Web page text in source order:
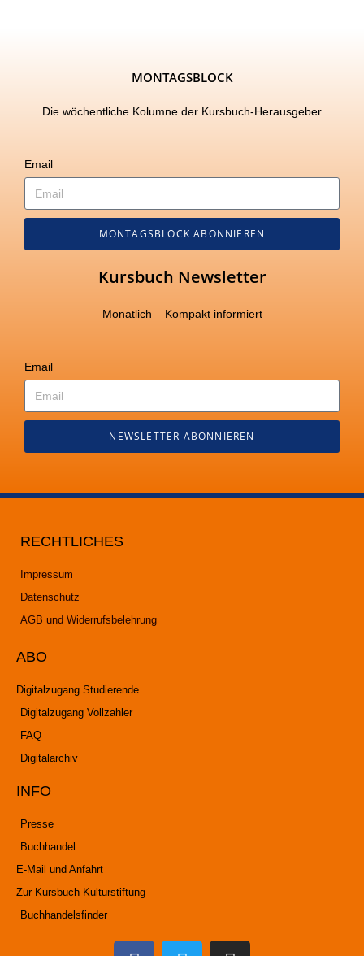
MONTAGSBLOCK
Die wöchentliche Kolumne der Kursbuch-Herausgeber
Email
MONTAGSBLOCK ABONNIEREN
Kursbuch Newsletter
Monatlich – Kompakt informiert
Email
NEWSLETTER ABONNIEREN
RECHTLICHES
Impressum
Datenschutz
AGB und Widerrufsbelehrung
ABO
Digitalzugang Studierende
Digitalzugang Vollzahler
FAQ
Digitalarchiv
INFO
Presse
Buchhandel
E-Mail und Anfahrt
Zur Kursbuch Kulturstiftung
Buchhandelsfinder